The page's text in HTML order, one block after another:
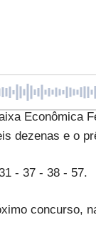
Econômica
dezenas e o
- 37 - 38 - 57.
concurso,